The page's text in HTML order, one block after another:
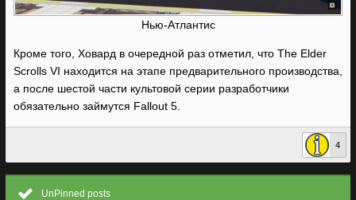
Нью-Атлантис
Кроме того, Ховард в очередной раз отметил, что The Elder
Scrolls VI находится на этапе предварительного производства,
а после шестой части культовой серии разработчики
обязательно займутся Fallout 5.
4
UnPinned posts